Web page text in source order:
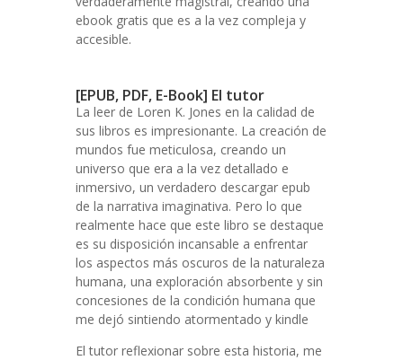
ebook gratis que es a la vez compleja y
accesible.
[EPUB, PDF, E-Book] El tutor
La leer de Loren K. Jones en la calidad de
sus libros es impresionante. La creación de
mundos fue meticulosa, creando un
universo que era a la vez detallado e
inmersivo, un verdadero descargar epub
de la narrativa imaginativa. Pero lo que
realmente hace que este libro se destaque
es su disposición incansable a enfrentar
los aspectos más oscuros de la naturaleza
humana, una exploración absorbente y sin
concesiones de la condición humana que
me dejó sintiendo atormentado y kindle
El tutor reflexionar sobre esta historia, me